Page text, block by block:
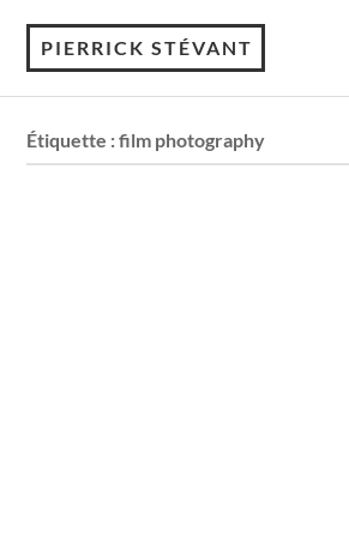
PIERRICK STÉVANT
Étiquette :film photography